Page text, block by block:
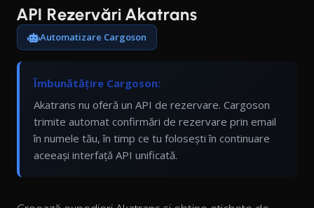
API Rezervări Akatrans
Automatizare Cargoson
Îmbunătățire Cargoson:
Akatrans nu oferă un API de rezervare. Cargoson
trimite automat confirmări de rezervare prin email
în numele tău, în timp ce tu folosești în continuare
aceeași interfață API unificată.